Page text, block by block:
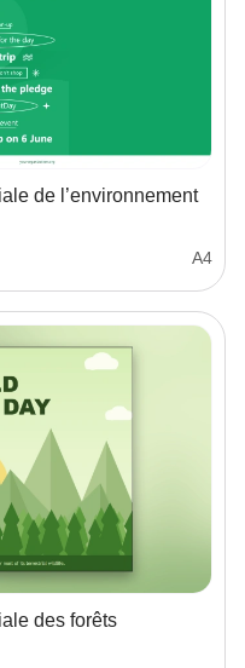
de l’environnement
A4
des forêts